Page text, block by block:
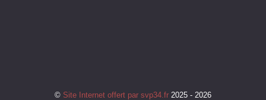
© Site Internet offert par svp34.fr 2025 - 2026